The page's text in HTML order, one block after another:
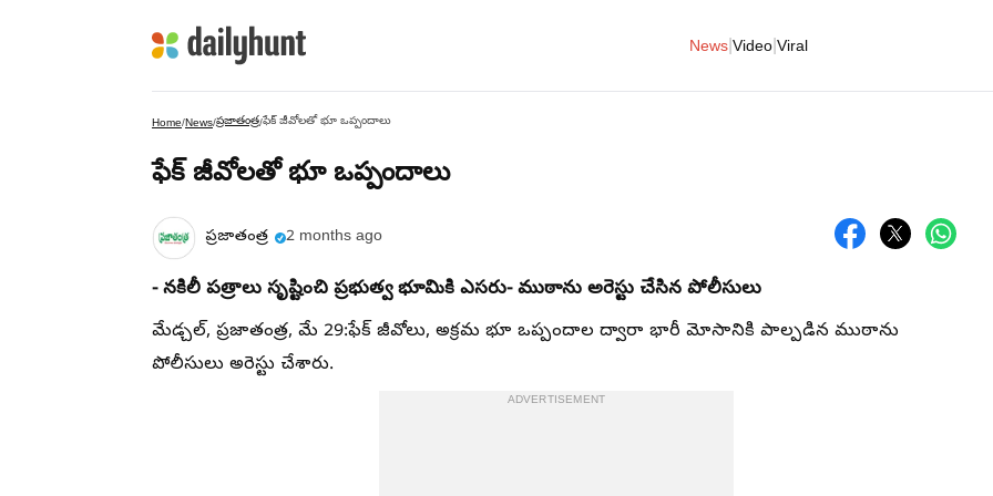
News Video Viral
Home/News/ప్రజాతంత్ర/ఫేక్ జీవోలతో భూ ఒప్పందాలు
ఫేక్ జీవోలతో భూ ఒప్పందాలు
ప్రజాతంత్ర 2 months ago
- నకిలీ పత్రాలు సృష్టించి ప్రభుత్వ భూమికి ఎసరు- ముఠాను అరెస్టు చేసిన పోలీసులు
మేడ్చల్, ప్రజాతంత్ర, మే 29:ఫేక్ జీవోలు, అక్రమ భూ ఒప్పందాల ద్వారా భారీ మోసానికి పాల్పడిన ముఠాను
పోలీసులు అరెస్టు చేశారు.
ADVERTISEMENT